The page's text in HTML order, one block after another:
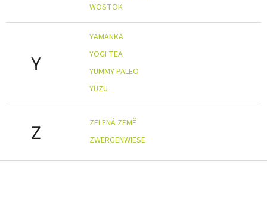
WOSTOK
Y
YAMANKA
YOGI TEA
YUMMY PALEO
YUZU
Z
ZELENÁ ZEMĚ
ZWERGENWIESE